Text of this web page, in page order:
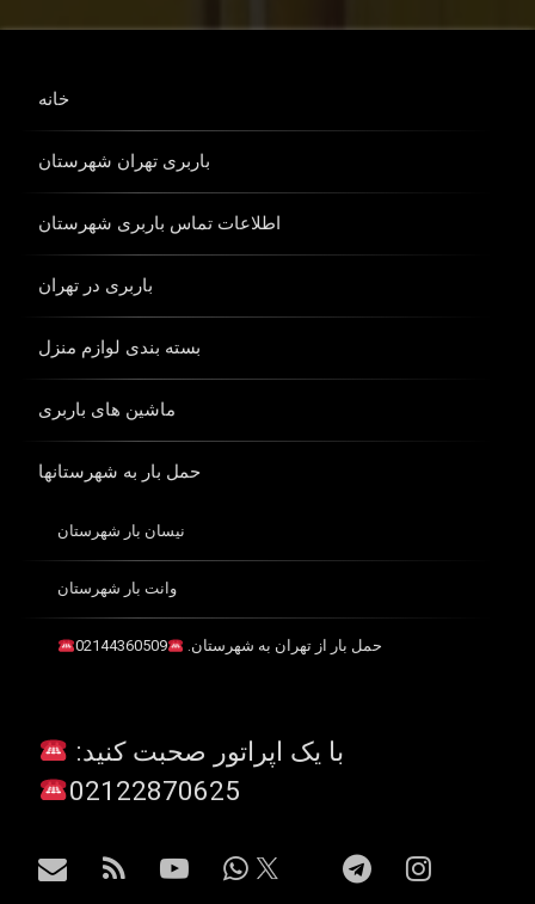
خانه
باربری تهران شهرستان
اطلاعات تماس باربری شهرستان
باربری در تهران
بسته بندی لوازم منزل
ماشین های باربری
حمل بار به شهرستانها
نیسان بار شهرستان
وانت بار شهرستان
حمل بار از تهران به شهرستان. 02144360509
با یک اپراتور صحبت کنید:
02122870625
اینستاگرام
تلگرام واتس آپیوتیوبآر اس